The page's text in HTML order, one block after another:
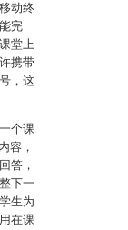
动终
完
堂上
携带
，这
个课
容，
答，
下一
生为
在课